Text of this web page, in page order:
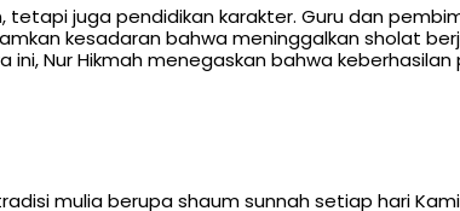
juga pendidikan karakter. Guru dan
kesadaran bahwa meninggalkan sholat
ini, Nur Hikmah menegaskan bahwa
mulia berupa shaum sunnah setiap hari